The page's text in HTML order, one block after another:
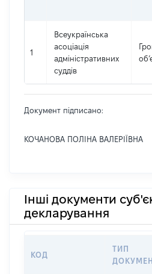
1
Всеукраїнська
асоціація
адміністративних
суддів
Документ підписано:
КОЧАНОВА ПОЛІНА ВАЛЕРІЇВНА
Інші документи
декларування
КОД
ТИП